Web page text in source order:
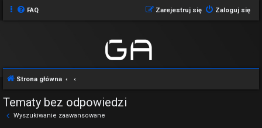
FAQ Zaloguj się
Zarejestruj się
Strona główna
Tematy bez odpowiedzi
Wyszukiwanie zaawansowane